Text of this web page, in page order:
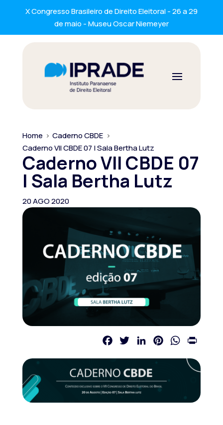
X Congresso Brasileiro de Direito Eleitoral - 26 a 29
de maio - Museu Oscar Niemeyer
Home > Caderno CBDE >
Caderno VII CBDE 07 | Sala Bertha Lutz
Caderno VII CBDE 07
| Sala Bertha Lutz
20 AGO 2020
FacebookTwitterLinkedInPinterestWhatsApp